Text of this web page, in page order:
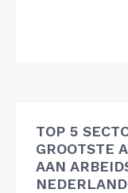
TOP 5
GROOTSTE
AAN
NEDERLAND